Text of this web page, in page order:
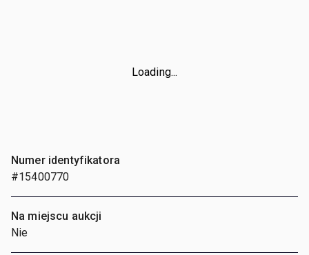
Loading...
Numer identyfikatora
#15400770
Na miejscu aukcji
Nie